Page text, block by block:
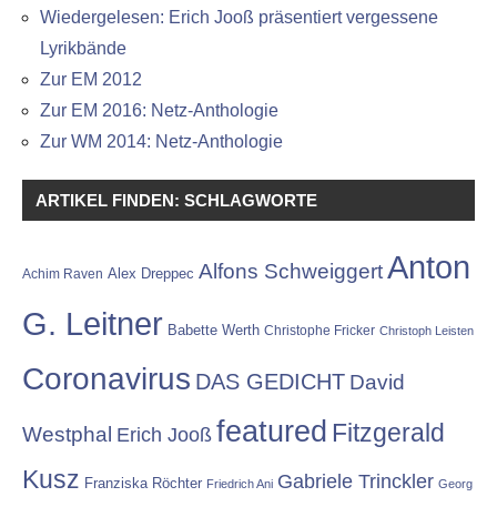
Wiedergelesen: Erich Jooß präsentiert vergessene
Lyrikbände
Zur EM 2012
Zur EM 2016: Netz-Anthologie
Zur WM 2014: Netz-Anthologie
ARTIKEL FINDEN: SCHLAGWORTE
Achim Raven Alex Dreppec Alfons SchweiggertAnton
G. Leitner Babette Werth Christophe Fricker Christoph Leisten
Coronavirus DAS GEDICHT David
Westphal Erich Jooß featured Fitzgerald
Kusz Franziska Röchter Friedrich Ani Gabriele Trinckler Georg